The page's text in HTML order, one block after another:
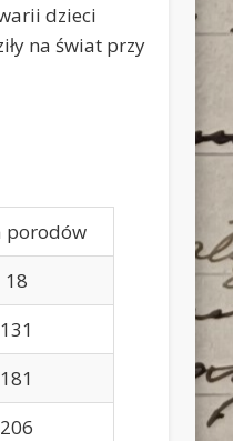
dzieci
na świat przy
porodów
18
131
181
206